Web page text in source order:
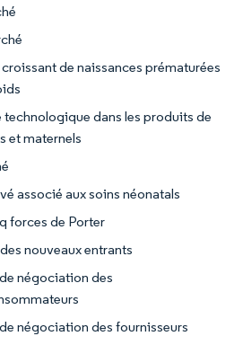
de naissances prématurées
technologique dans les produits de
et maternels
associé aux soins néonatals
forces de Porter
nouveaux entrants
négociation des
négociation des fournisseurs